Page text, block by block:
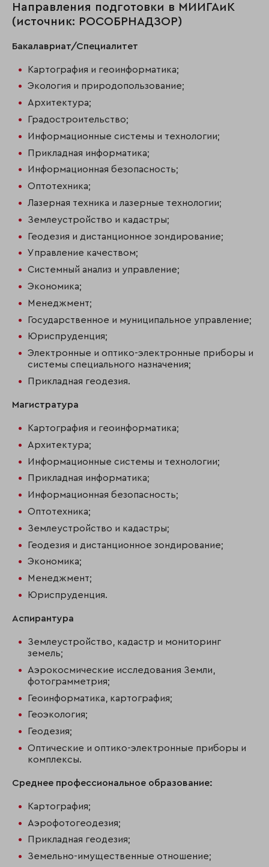
Направления подготовки в МИИГАиК
(источник: РОСОБРНАДЗОР)
Бакалавриат/Специалитет
Картография и геоинформатика;
Экология и природопользование;
Архитектура;
Градостроительство;
Информационные системы и технологии;
Прикладная информатика;
Информационная безопасность;
Оптотехника;
Лазерная техника и лазерные технологии;
Землеустройство и кадастры;
Геодезия и дистанционное зондирование;
Управление качеством;
Системный анализ и управление;
Экономика;
Менеджмент;
Государственное и муниципальное управление;
Юриспруденция;
Электронные и оптико-электронные приборы и
системы специального назначения;
Прикладная геодезия.
Магистратура
Картография и геоинформатика;
Архитектура;
Информационные системы и технологии;
Прикладная информатика;
Информационная безопасность;
Оптотехника;
Землеустройство и кадастры;
Геодезия и дистанционное зондирование;
Экономика;
Менеджмент;
Юриспруденция.
Аспирантура
Землеустройство, кадастр и мониторинг
земель;
Аэрокосмические исследования Земли,
фотограмметрия;
Геоинформатика, картография;
Геоэкология;
Геодезия;
Оптические и оптико-электронные приборы и
комплексы.
Среднее профессиональное образование:
Картография;
Аэрофотогеодезия;
Прикладная геодезия;
Земельно-имущественные отношение;